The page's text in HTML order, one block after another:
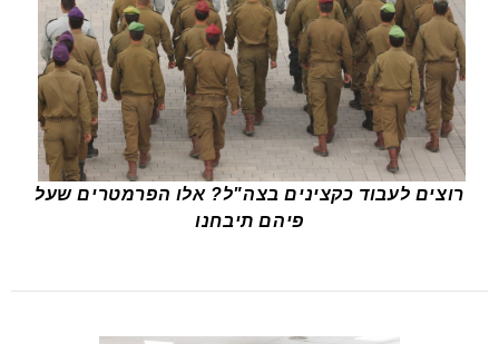
רוצים לעבוד כקצינים בצה"ל? אלו הפרמטרים שעל
פיהם תיבחנו